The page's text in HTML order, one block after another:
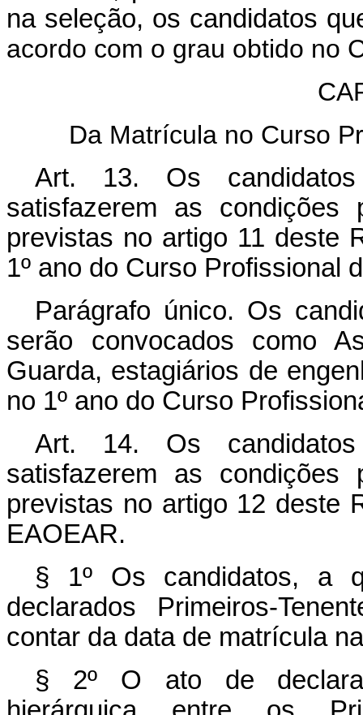
na seleção, os candidatos
acordo com o grau obtido no
Da Matrícula no Curso
Art. 13. Os
satisfazerem as condições
previstas no artigo 11 deste
1º ano do Curso Profissional
Parágrafo único. Os
serão convocados como
Guarda, estagiários de
no 1º ano do Curso
Art. 14. Os
satisfazerem as condições
previstas no artigo 12 deste
EAOEAR.
§ 1º Os candidatos, a
declarados Primeiros-
contar da data de matrícula
§ 2º O ato de